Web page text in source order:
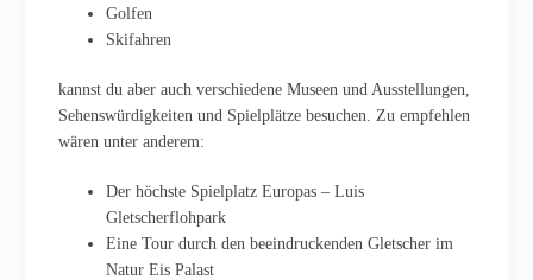
Golfen
Skifahren
kannst du aber auch verschiedene Museen und Ausstellungen,
Sehenswürdigkeiten und Spielplätze besuchen. Zu empfehlen
wären unter anderem:
Der höchste Spielplatz Europas – Luis
Gletscherflohpark
Eine Tour durch den beeindruckenden Gletscher im
Natur Eis Palast